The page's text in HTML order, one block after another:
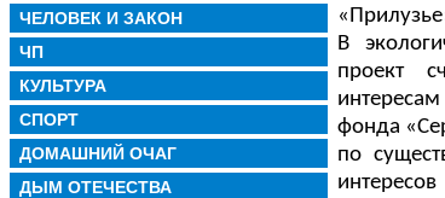
ЧЕЛОВЕК И ЗАКОН
ЧП
КУЛЬТУРА
СПОРТ
ДОМАШНИЙ ОЧАГ
ДЫМ ОТЕЧЕСТВА
В
проект
фонда
по